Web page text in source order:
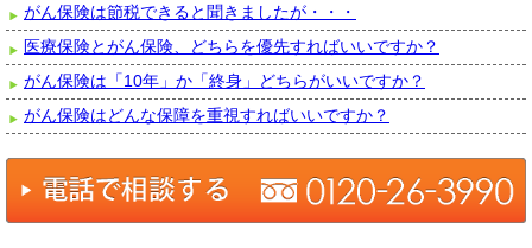
がん保険は節税できると聞きましたが・・・
医療保険とがん保険、どちらを優先すればいいですか？
がん保険は「10年」か「終身」どちらがいいですか？
がん保険はどんな保障を重視すればいいですか？